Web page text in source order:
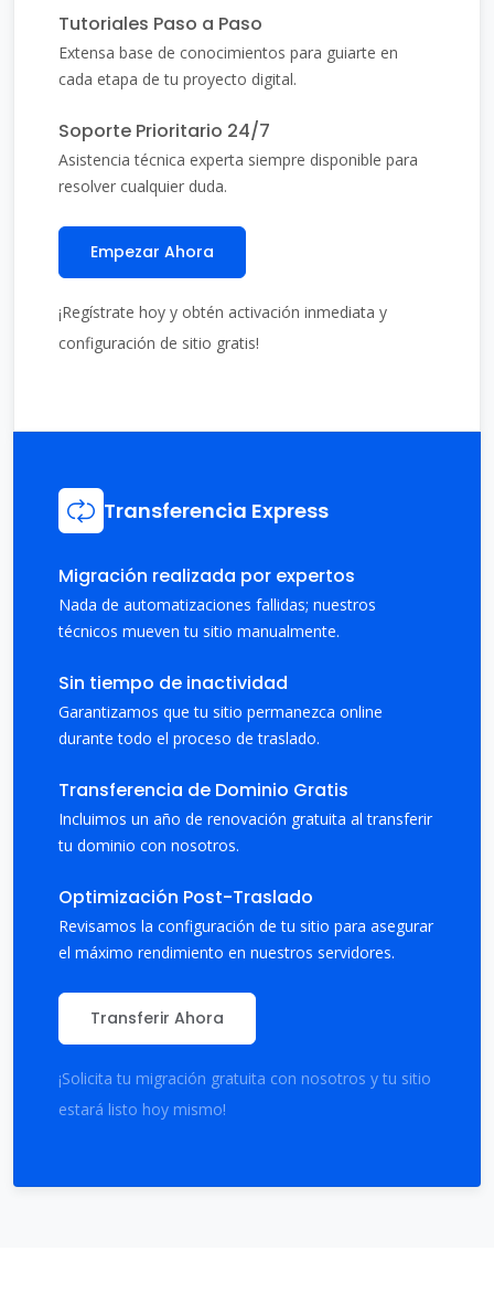
Tutoriales Paso a Paso
Extensa base de conocimientos para guiarte en
cada etapa de tu proyecto digital.
Soporte Prioritario 24/7
Asistencia técnica experta siempre disponible para
resolver cualquier duda.
Empezar Ahora
¡Regístrate hoy y obtén activación inmediata y
configuración de sitio gratis!
Transferencia Express
Migración realizada por expertos
Nada de automatizaciones fallidas; nuestros
técnicos mueven tu sitio manualmente.
Sin tiempo de inactividad
Garantizamos que tu sitio permanezca online
durante todo el proceso de traslado.
Transferencia de Dominio Gratis
Incluimos un año de renovación gratuita al transferir
tu dominio con nosotros.
Optimización Post-Traslado
Revisamos la configuración de tu sitio para asegurar
el máximo rendimiento en nuestros servidores.
Transferir Ahora
¡Solicita tu migración gratuita con nosotros y tu sitio
estará listo hoy mismo!